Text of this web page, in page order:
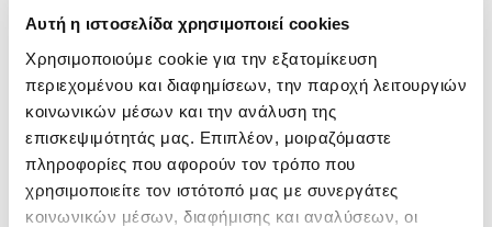
Αυτή η ιστοσελίδα χρησιμοποιεί cookies
Χρησιμοποιούμε cookie για την εξατομίκευση
περιεχομένου και διαφημίσεων, την παροχή λειτουργιών
κοινωνικών μέσων και την ανάλυση της
επισκεψιμότητάς μας. Επιπλέον, μοιραζόμαστε
πληροφορίες που αφορούν τον τρόπο που
χρησιμοποιείτε τον ιστότοπό μας με συνεργάτες
κοινωνικών μέσων, διαφήμισης και αναλύσεων, οι